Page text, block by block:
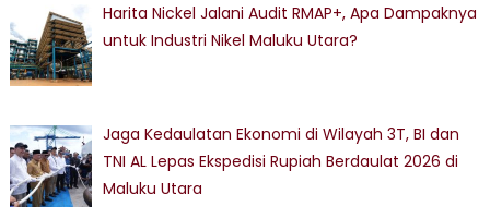
Harita Nickel Jalani Audit RMAP+, Apa Dampaknya
untuk Industri Nikel Maluku Utara?
Jaga Kedaulatan Ekonomi di Wilayah 3T, BI dan
TNI AL Lepas Ekspedisi Rupiah Berdaulat 2026 di
Maluku Utara